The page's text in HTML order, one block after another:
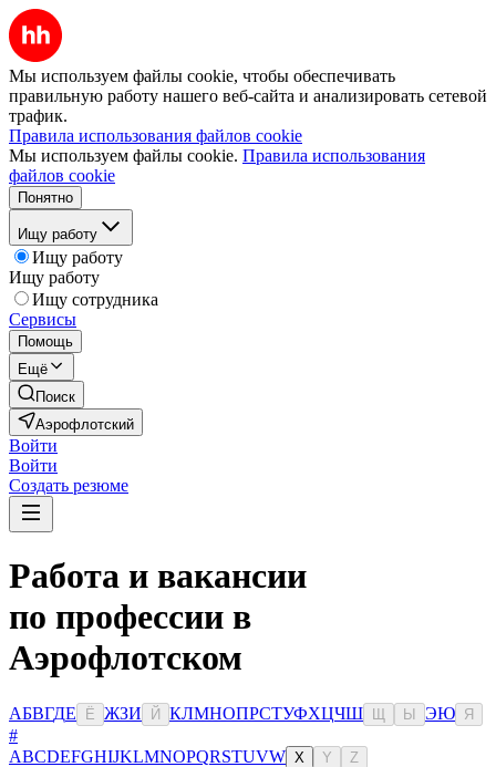
Мы используем файлы cookie, чтобы обеспечивать
правильную работу нашего веб-сайта и анализировать сетевой
трафик.
Правила использования файлов cookie
Мы используем файлы cookie. Правила использования
файлов cookie
Понятно
Ищу работу
Ищу работу
Ищу работу
Ищу сотрудника
Сервисы
Помощь
Ещё
Поиск
Аэрофлотский
Войти
Войти
Создать резюме
Работа и вакансии
по профессии в
Аэрофлотском
АБВГДЕ Ё ЖЗИ Й КЛМНОПРСТУФХЦЧШ Ы ЭЮ Я
#
ABCDEFGHIJKLMNOPQRSTUVW X Y Z